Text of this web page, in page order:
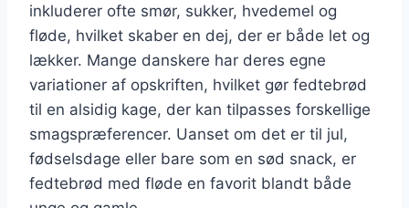
inkluderer ofte smør, sukker, hvedemel og
fløde, hvilket skaber en dej, der er både let og
lækker. Mange danskere har deres egne
variationer af opskriften, hvilket gør fedtebrød
til en alsidig kage, der kan tilpasses forskellige
smagspræferencer. Uanset om det er til jul,
fødselsdage eller bare som en sød snack, er
fedtebrød med fløde en favorit blandt både